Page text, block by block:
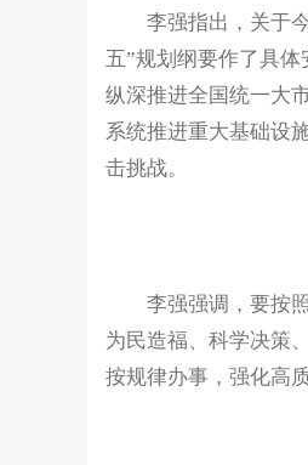
李强指出，关于今
五”规划纲要作了具
纵深推进全国统一大
系统推进重大基础设
击挑战。
李强强调，要按照
为民造福、科学决策
按规律办事，强化高